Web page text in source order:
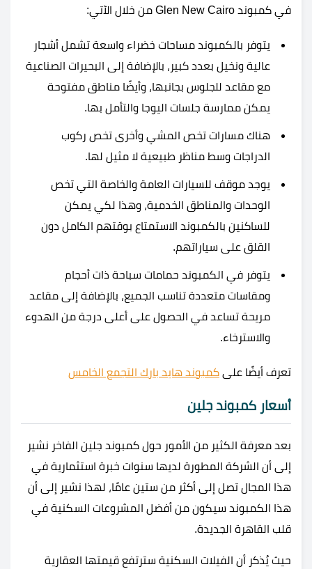
في كمبوند Glen New Cairo من خلال الآتي:
يتوفر بالكمبوند مساحات خضراء واسعة تشمل أشجار
عالية ونخيل بعدد كبير، بالإضافة إلى البحيرات الصناعية
مع مقاعد للجلوس بجانبها، وأيضًا مناطق مفتوحة
يمكن ممارسة جلسات اليوجا والتأمل بها.
هناك مسارات تخص المشي وأخرى تخص ركوب
الدراجات وسط مناظر طبيعية لا مثيل لها.
يوجد موقف للسيارات العامة والخاصة التي تخص
الوحدات والمناطق الخدمية، وهذا لكي يمكن
للساكنين بالكمبوند الاستمتاع بوقتهم الكامل دون
القلق على سياراتهم.
يتوفر في الكمبوند حمامات سباحة ذات أحجام
ومقاسات متعددة تناسب الجميع، بالإضافة إلى مقاعد
مريحة تساعد في الحصول على أعلى درجة من الهدوء
والاسترخاء.
تعرف أيضًا على كمبوند هايد بارك التجمع الخامس
أسعار كمبوند جلين
بعد معرفة الكثير من الأمور حول كمبوند جلين الفاخر نشير
إلى أن الشركة المطورة لديها سنوات خبرة استثمارية في
هذا المجال تصل إلى أكثر من ستين عامًا، لهذا نشير إلى أن
هذا الكمبوند سيكون من أفضل المشروعات السكنية في
قلب القاهرة الجديدة.
حيث يُذكر أن الفيلات السكنية سترتفع قيمتها العقارية